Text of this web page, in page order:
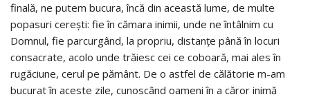
finală, ne putem bucura, încă din această lume, de multe
popasuri cereşti: fie în cămara inimii, unde ne întâlnim cu
Domnul, fie parcurgând, la propriu, distanţe până în locuri
consacrate, acolo unde trăiesc cei ce coboară, mai ales în
rugăciune, cerul pe pământ. De o astfel de călătorie m-am
bucurat în aceste zile, cunoscând oameni în a căror inimă